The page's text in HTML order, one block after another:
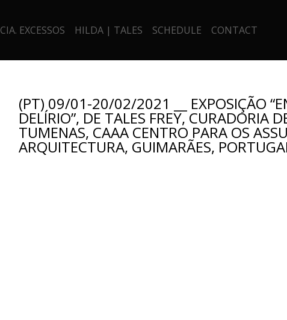
CIA. EXCESSOS HILDA | TALES SCHEDULE CONTACT
(PT) 09/01-20/02/2021 __ EXPOSIÇÃO
DELÍRIO”, DE TALES FREY, CURADORIA
TUMENAS, CAAA CENTRO PARA OS
ARQUITECTURA, GUIMARÃES,